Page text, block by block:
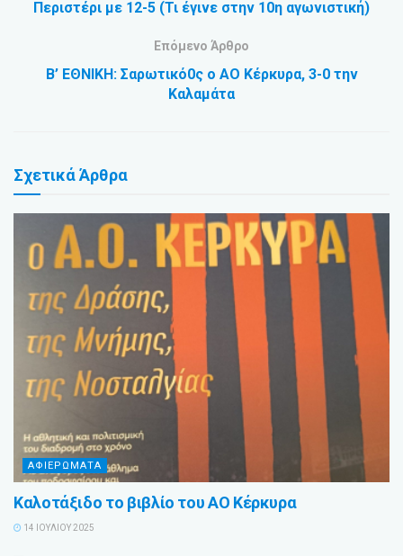
Περιστέρι με 12-5 (Τι έγινε στην 10η αγωνιστική)
Επόμενο Άρθρο
Β’ ΕΘΝΙΚΗ: Σαρωτικό0ς ο ΑΟ Κέρκυρα, 3-0 την
Καλαμάτα
ΣχετικάΆρθρα
ΑΦΙΕΡΩΜΑΤΑ
Καλοτάξιδο το βιβλίο του ΑΟ Κέρκυρα
14 ΙΟΥΛΊΟΥ 2025